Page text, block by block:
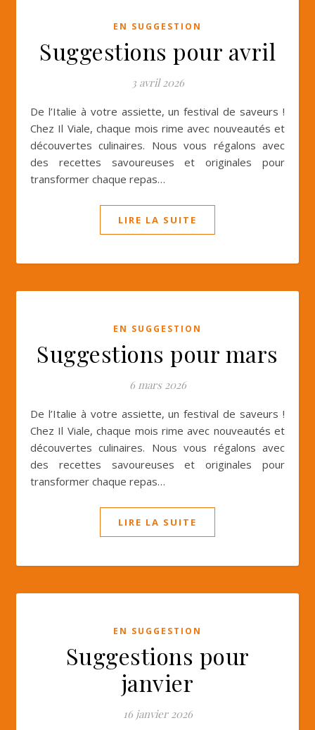
EN SUGGESTION
Suggestions pour avril
3 avril 2026
De l’Italie à votre assiette, un festival de saveurs !
Chez Il Viale, chaque mois rime avec nouveautés et
découvertes culinaires. Nous vous régalons avec
des recettes savoureuses et originales pour
transformer chaque repas…
LIRE LA SUITE
EN SUGGESTION
Suggestions pour mars
6 mars 2026
De l’Italie à votre assiette, un festival de saveurs !
Chez Il Viale, chaque mois rime avec nouveautés et
découvertes culinaires. Nous vous régalons avec
des recettes savoureuses et originales pour
transformer chaque repas…
LIRE LA SUITE
EN SUGGESTION
Suggestions pour
janvier
16 janvier 2026